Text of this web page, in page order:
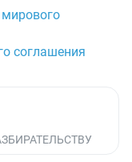
соглашения